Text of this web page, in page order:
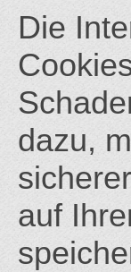
Die
dazu,
auf